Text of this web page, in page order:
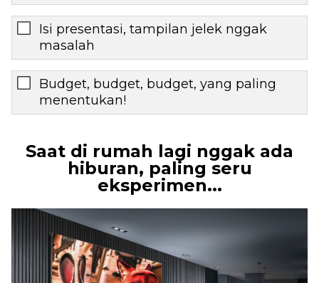
Isi presentasi, tampilan jelek nggak
masalah
Budget, budget, budget, yang paling
menentukan!
Saat di rumah lagi nggak ada
hiburan, paling seru
eksperimen...